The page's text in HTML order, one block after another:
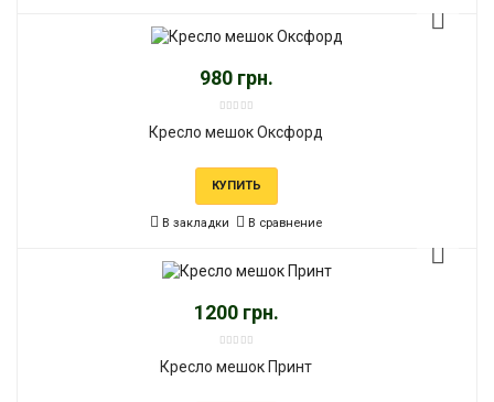
980 грн.
Кресло мешок Оксфорд
КУПИТЬ
В закладки В сравнение
1200 грн.
Кресло мешок Принт